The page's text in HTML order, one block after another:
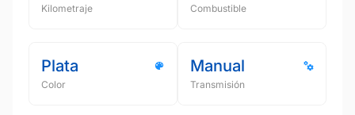
Kilometraje Combustible
Plata
Color
Manual
Transmisión